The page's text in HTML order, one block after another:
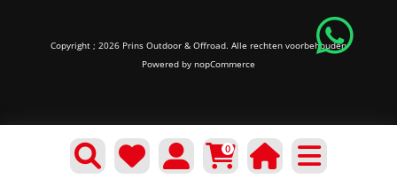
0
Copyright ; 2026 Prins Outdoor & Offroad. Alle rechten voorbehouden
Powered by nopCommerce